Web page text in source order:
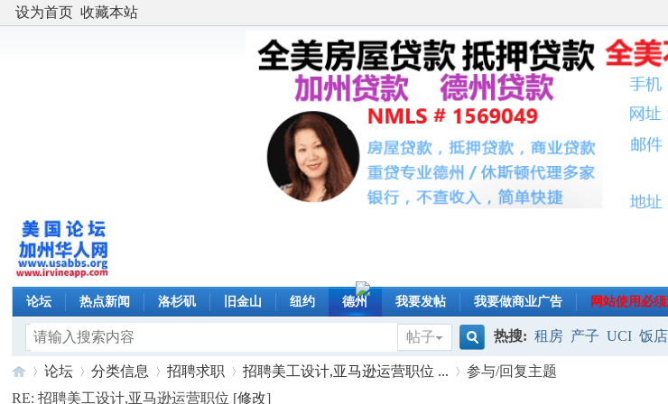
设为首页 收藏本站
论坛 热点新闻 洛杉矶 旧金山 纽约 德州 我要发帖 我要做商业广告 网站使用必
帖子
搜
热搜: 租房 产子 UCI 饭店
论坛 分类信息 招聘求职 招聘美工设计,亚马逊运营职位 ...
参与/回复主题
RE: 招聘美工设计,亚马逊运营职位 [修改]